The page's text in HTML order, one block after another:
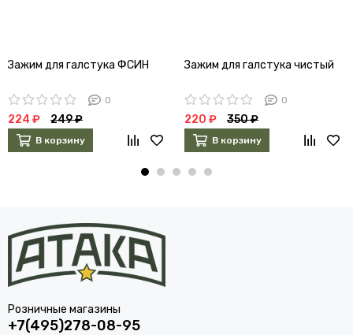
Зажим для галстука ФСИН
0
224 ₽ 249 ₽
В корзину
Зажим для галстука чистый
0
220 ₽ 350 ₽
В корзину
Розничные магазины
+7(495)278-08-95